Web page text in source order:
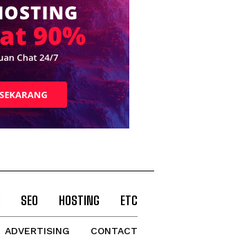
SEO HOSTING ETC
ADVERTISING CONTACT